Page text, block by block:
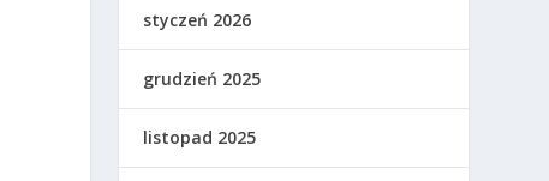
styczeń 2026
grudzień 2025
listopad 2025